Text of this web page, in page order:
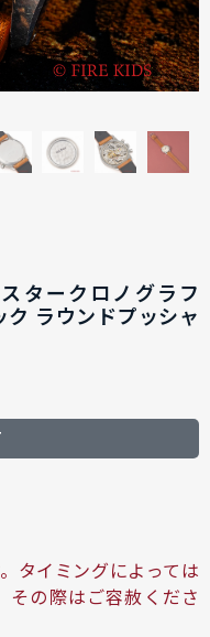
タークロノグラフ
ク ラウンドプッシャ
タイミングによっては
その際はご容赦くださ